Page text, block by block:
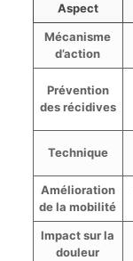
Aspect
Mécanisme
d’action
Prévention
des récidives
Technique
Amélioration
de la mobilité
Impact sur la
douleur